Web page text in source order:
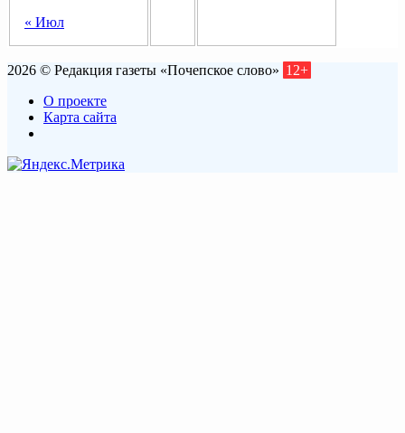
« Июл
2026 © Редакция газеты «Почепское слово» 12+
О проекте
Карта сайта